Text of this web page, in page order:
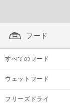
フード
すべてのフード
ウェットフード
フリーズドライ